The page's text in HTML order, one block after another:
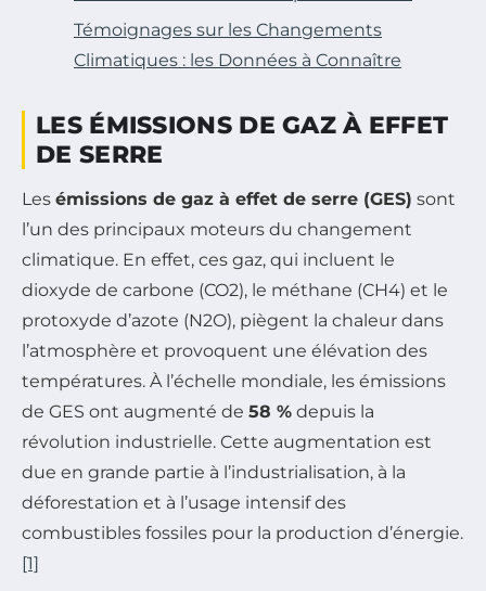
Témoignages sur les Changements
Climatiques : les Données à Connaître
LES ÉMISSIONS DE GAZ À EFFET
DE SERRE
Les émissions de gaz à effet de serre (GES) sont
l’un des principaux moteurs du changement
climatique. En effet, ces gaz, qui incluent le
dioxyde de carbone (CO2), le méthane (CH4) et le
protoxyde d’azote (N2O), piègent la chaleur dans
l’atmosphère et provoquent une élévation des
températures. À l’échelle mondiale, les émissions
de GES ont augmenté de 58 % depuis la
révolution industrielle. Cette augmentation est
due en grande partie à l’industrialisation, à la
déforestation et à l’usage intensif des
combustibles fossiles pour la production d’énergie.
[1]